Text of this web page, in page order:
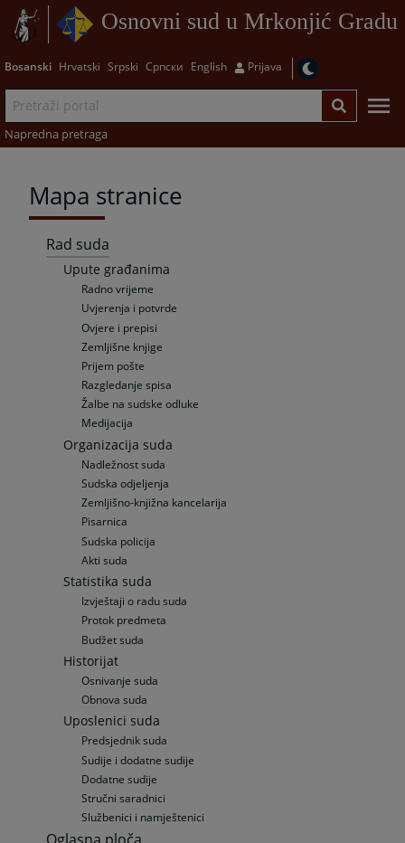
Osnovni sud u Mrkonjić Gradu
Bosanski Hrvatski Srpski Српски English Prijava
Napredna pretraga
Mapa stranice
Rad suda
Upute građanima
Radno vrijeme
Uvjerenja i potvrde
Ovjere i prepisi
Zemljišne knjige
Prijem pošte
Razgledanje spisa
Žalbe na sudske odluke
Medijacija
Organizacija suda
Nadležnost suda
Sudska odjeljenja
Zemljišno-knjižna kancelarija
Pisarnica
Sudska policija
Akti suda
Statistika suda
Izvještaji o radu suda
Protok predmeta
Budžet suda
Historijat
Osnivanje suda
Obnova suda
Uposlenici suda
Predsjednik suda
Sudije i dodatne sudije
Dodatne sudije
Stručni saradnici
Službenici i namještenici